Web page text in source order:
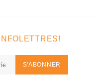
S'ABONNER